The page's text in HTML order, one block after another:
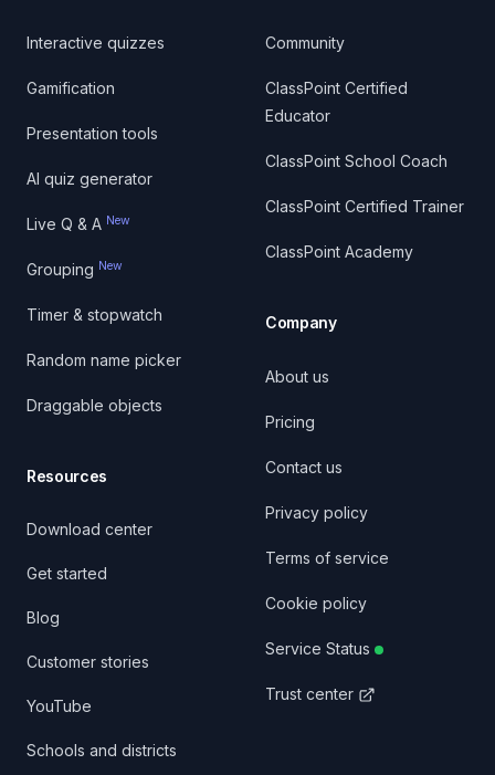
Interactive quizzes
Gamification
Presentation tools
AI quiz generator
Live Q & A New
Grouping New
Timer & stopwatch
Random name picker
Draggable objects
Resources
Download center
Get started
Blog
Customer stories
YouTube
Schools and districts
Community
ClassPoint Certified
Educator
ClassPoint School Coach
ClassPoint Certified Trainer
ClassPoint Academy
Company
About us
Pricing
Contact us
Privacy policy
Terms of service
Cookie policy
Service Status
Trust center